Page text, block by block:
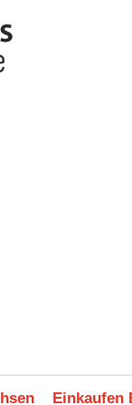
Einkaufen